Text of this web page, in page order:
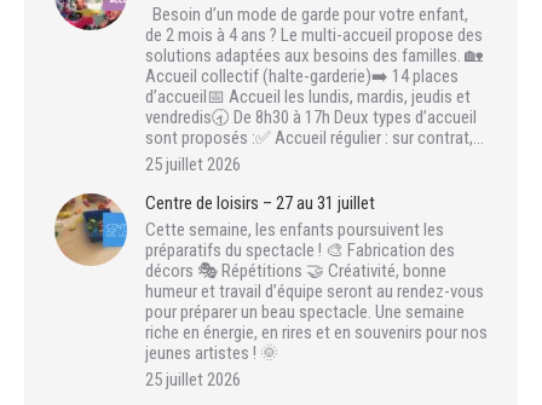
Besoin d’un mode de garde pour votre enfant,
de 2 mois à 4 ans ? Le multi-accueil propose des
solutions adaptées aux besoins des familles. 🏡
Accueil collectif (halte-garderie)➡️ 14 places
d’accueil📅 Accueil les lundis, mardis, jeudis et
vendredis🕣 De 8h30 à 17h Deux types d’accueil
sont proposés :✅ Accueil régulier : sur contrat,…
25 juillet 2026
Centre de loisirs – 27 au 31 juillet
Cette semaine, les enfants poursuivent les
préparatifs du spectacle ! 🎨 Fabrication des
décors 🎭 Répétitions 🤝 Créativité, bonne
humeur et travail d’équipe seront au rendez-vous
pour préparer un beau spectacle. Une semaine
riche en énergie, en rires et en souvenirs pour nos
jeunes artistes ! 🌞
25 juillet 2026